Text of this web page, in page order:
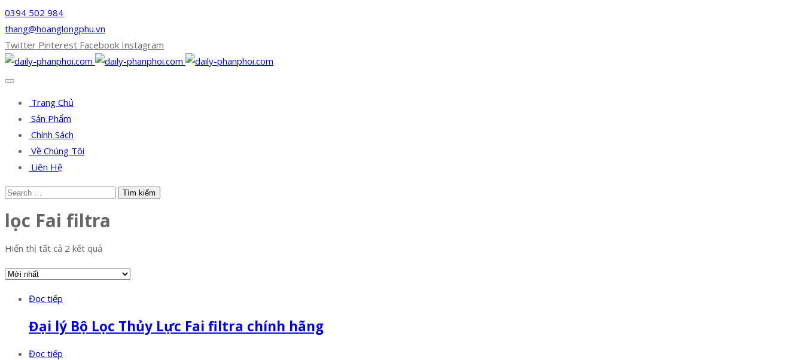
0394 502 984
thang@hoanglongphu.vn
Twitter Pinterest Facebook Instagram
Trang Chủ
Sản Phẩm
Chính Sách
Về Chúng Tôi
Liên Hệ
lọc Fai filtra
Hiển thị tất cả 2 kết quả
Đọc tiếp
Đại lý Bộ Lọc Thủy Lực Fai filtra chính hãng
Đọc tiếp